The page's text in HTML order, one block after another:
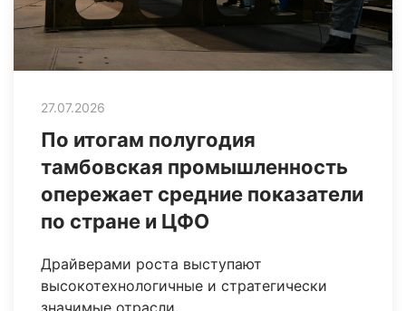
27.07.2026
По итогам полугодия
тамбовская промышленность
опережает средние показатели
по стране и ЦФО
Драйверами роста выступают
высокотехнологичные и стратегически
значимые отрасли.